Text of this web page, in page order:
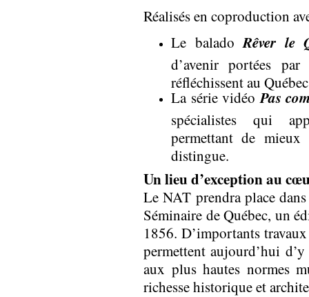
Réalisés en coproduction
Le baladoRêver le
d’avenir portées
réfléchissent au
La série vidéoPas
spécialistes qui
permettant de mieux
distingue.
Un lieu d’exception au
Le NAT prendra place
Séminaire de Québec, un
1856. D’importants
permettent aujourd’hui
aux plus hautes normes
richesse historique et